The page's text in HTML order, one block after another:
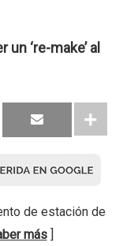
‘re-make’ al
de estación de
más]